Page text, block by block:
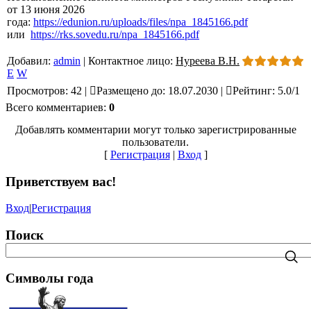
от 13 июня 2026
года: https://edunion.ru/uploads/files/npa_1845166.pdf
или https://rks.sovedu.ru/npa_1845166.pdf
Добавил: admin | Контактное лицо: Нуреева В.Н.
E W
Просмотров: 42 | Размещено до: 18.07.2030 | Рейтинг: 5.0/1
Всего комментариев: 0
Добавлять комментарии могут только зарегистрированные
пользователи.
[ Регистрация| Вход]
Приветствуем вас!
Вход|Регистрация
Поиск
Символы года